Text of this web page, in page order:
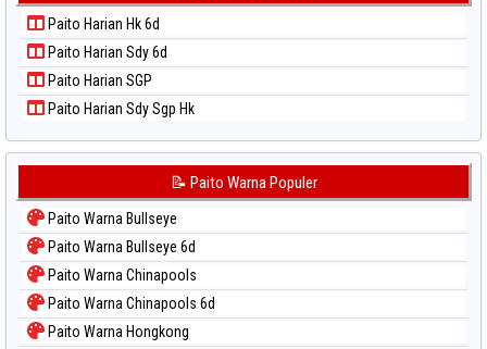
Paito Harian Hk 6d
Paito Harian Sdy 6d
Paito Harian SGP
Paito Harian Sdy Sgp Hk
📝 Paito Warna Populer
Paito Warna Bullseye
Paito Warna Bullseye 6d
Paito Warna Chinapools
Paito Warna Chinapools 6d
Paito Warna Hongkong